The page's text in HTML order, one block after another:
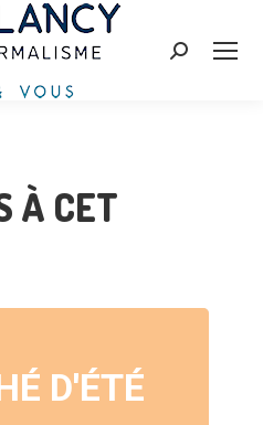
Recherche
À CET
D'ÉTÉ